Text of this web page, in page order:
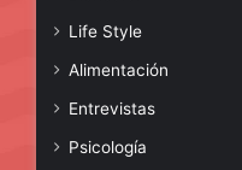
Life Style
Alimentación
Entrevistas
Psicología